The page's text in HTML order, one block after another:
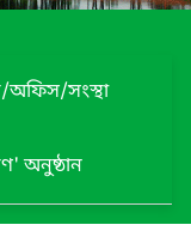
অফিস/সংস্থা
অনুষ্ঠান